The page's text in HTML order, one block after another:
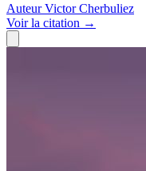
Auteur Victor Cherbuliez
Voirla citation →